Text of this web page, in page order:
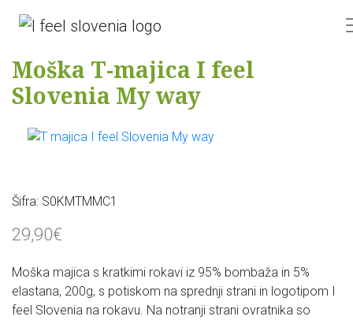
Moška T-majica I feel
Slovenia My way
Šifra: S0KMTMMC1
29,90€
Moška majica s kratkimi rokavi iz 95% bombaža in 5%
elastana, 200g, s potiskom na sprednji strani in logotipom I
feel Slovenia na rokavu. Na notranji strani ovratnika so